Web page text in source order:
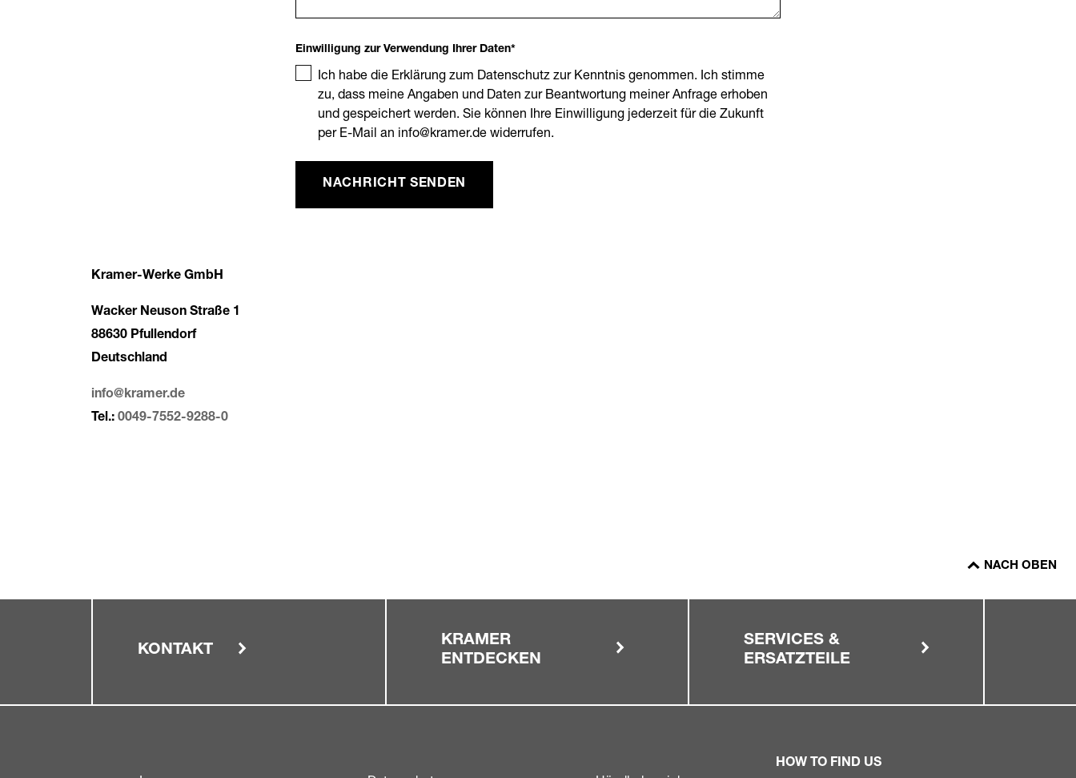
Einwilligung zur Verwendung Ihrer Daten*
Ich habe die Erklärung zum Datenschutz zur Kenntnis genommen. Ich stimme
zu, dass meine Angaben und Daten zur Beantwortung meiner Anfrage erhoben
und gespeichert werden. Sie können Ihre Einwilligung jederzeit für die Zukunft
per E-Mail an info@kramer.de widerrufen.
NACHRICHT SENDEN
Kramer-Werke GmbH
Wacker Neuson Straße 1
88630 Pfullendorf
Deutschland
info@kramer.de
Tel.: 0049-7552-9288-0
NACH OBEN
KONTAKT
KRAMER
ENTDECKEN
SERVICES &
ERSATZTEILE
HOW TO FIND US